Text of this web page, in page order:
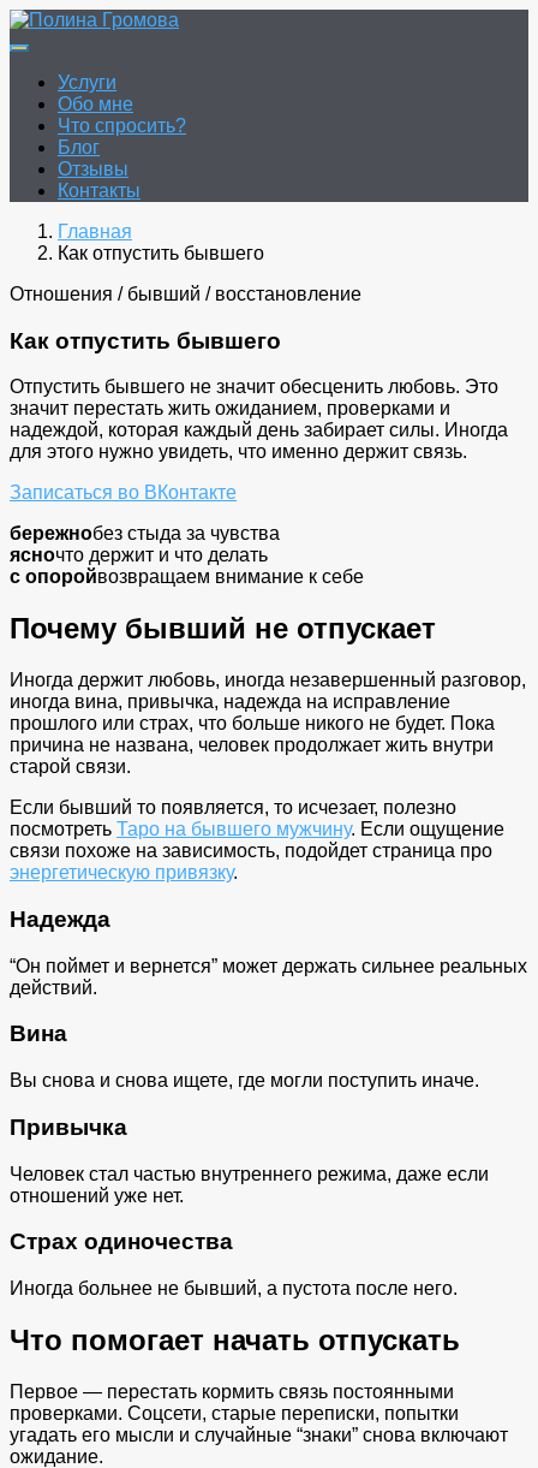
Перейти
к
Услуги
Обо мне
Что спросить?
Блог
Отзывы
Контакты
Главная
Как отпустить бывшего
Отношения / бывший / восстановление
Как отпустить бывшего
Отпустить бывшего не значит обесценить любовь. Это
значит перестать жить ожиданием, проверками и
надеждой, которая каждый день забирает силы. Иногда
для этого нужно увидеть, что именно держит связь.
Записаться во ВКонтакте
бережнобез стыда за чувства
ясночто держит и что делать
с опоройвозвращаем внимание к себе
Почему бывший не отпускает
Иногда держит любовь, иногда незавершенный разговор,
иногда вина, привычка, надежда на исправление
прошлого или страх, что больше никого не будет. Пока
причина не названа, человек продолжает жить внутри
старой связи.
Если бывший то появляется, то исчезает, полезно
посмотреть Таро на бывшего мужчину. Если ощущение
связи похоже на зависимость, подойдет страница про
энергетическую привязку.
Надежда
“Он поймет и вернется” может держать сильнее реальных
действий.
Вина
Вы снова и снова ищете, где могли поступить иначе.
Привычка
Человек стал частью внутреннего режима, даже если
отношений уже нет.
Страх одиночества
Иногда больнее не бывший, а пустота после него.
Что помогает начать отпускать
Первое — перестать кормить связь постоянными
проверками. Соцсети, старые переписки, попытки
угадать его мысли и случайные “знаки” снова включают
ожидание.